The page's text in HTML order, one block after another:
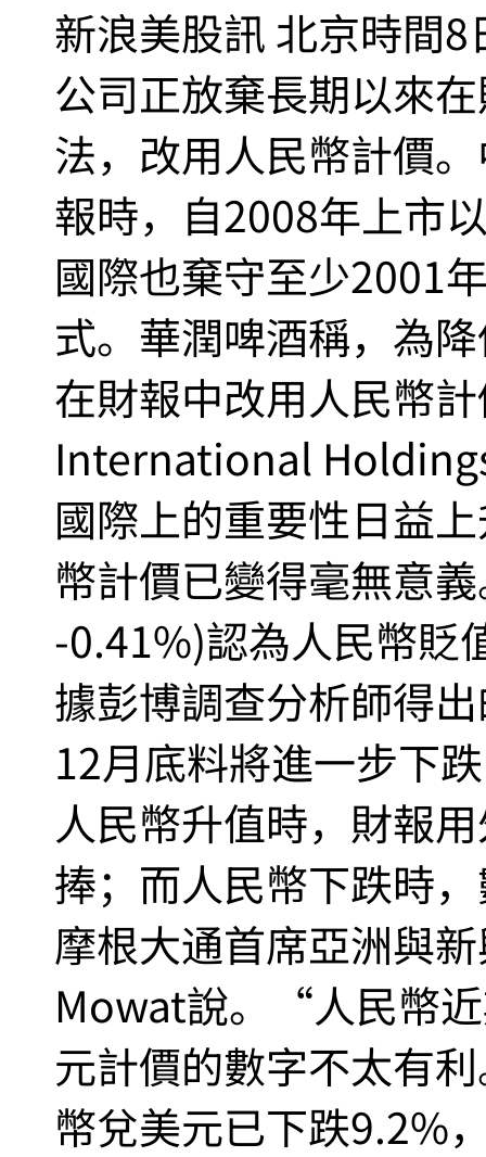
新浪美股訊 北京時間
公司正放棄長期以來
法，改用人民幣計價
報時，自2008年上市
國際也棄守至少2001
式。華潤啤酒稱，為
在財報中改用人民幣
International
國際上的重要性日益
幣計價已變得毫無意
-0.41%)認為人民幣貶
據彭博調查分析師得
12月底料將進一步下
人民幣升值時，財報
捧；而人民幣下跌時
摩根大通首席亞洲與
Mowat說。“人民幣
元計價的數字不太有
幣兌美元已下跌9.2%